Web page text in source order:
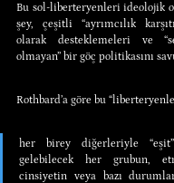
Bu sol-liberteryenleri ideolojik
şey, çeşitli “ayrımcılık
olarak desteklemeleri ve
olmayan” bir göç politikasını
Rothbard’a göre bu
her birey diğerleriyle
gelebilecek her grubun,
cinsiyetin veya bazı